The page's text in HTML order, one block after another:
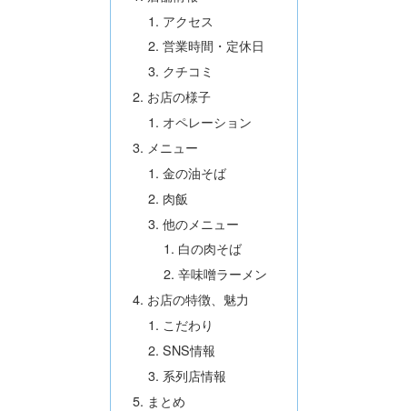
アクセス
営業時間・定休日
クチコミ
お店の様子
オペレーション
メニュー
金の油そば
肉飯
他のメニュー
白の肉そば
辛味噌ラーメン
お店の特徴、魅力
こだわり
SNS情報
系列店情報
まとめ